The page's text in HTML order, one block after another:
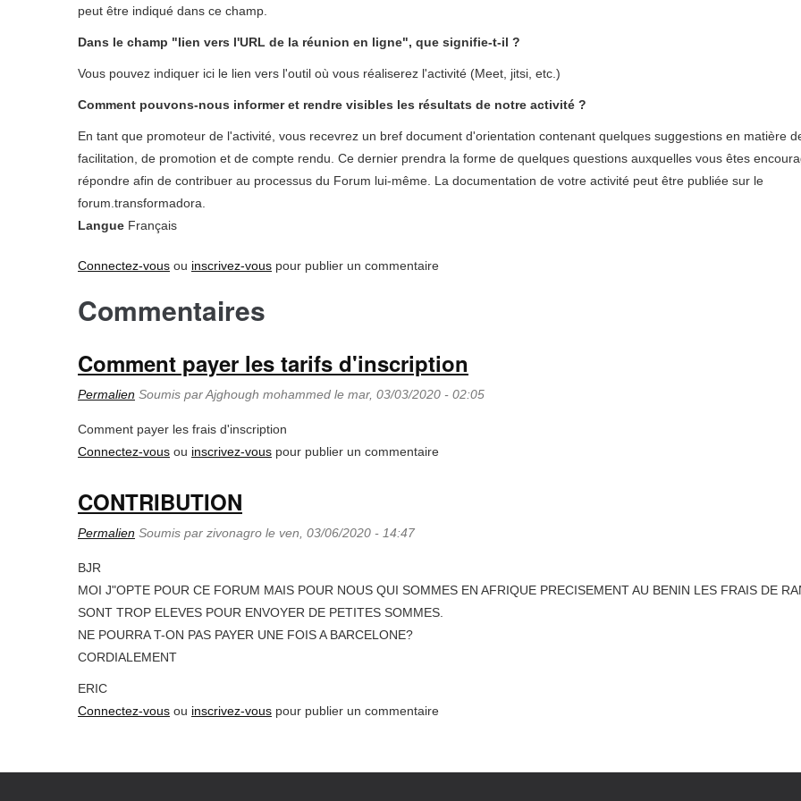
peut être indiqué dans ce champ.
Dans le champ "lien vers l'URL de la réunion en ligne", que signifie-t-il ?
Vous pouvez indiquer ici le lien vers l'outil où vous réaliserez l'activité (Meet, jitsi, etc.)
Comment pouvons-nous informer et rendre visibles les résultats de notre activité ?
En tant que promoteur de l'activité, vous recevrez un bref document d'orientation contenant quelques suggestions en matière
facilitation, de promotion et de compte rendu. Ce dernier prendra la forme de quelques questions auxquelles vous êtes
répondre afin de contribuer au processus du Forum lui-même. La documentation de votre activité peut être publiée sur le
forum.transformadora.
Langue Français
Connectez-vous ou inscrivez-vous pour publier un commentaire
Commentaires
Comment payer les tarifs d'inscription
Permalien Soumis parAjghough mohammed le mar, 03/03/2020 - 02:05
Comment payer les frais d'inscription
Connectez-vous ou inscrivez-vous pour publier un commentaire
CONTRIBUTION
Permalien Soumis par zivonagro le ven, 03/06/2020 - 14:47
BJR
MOI J"OPTE POUR CE FORUM MAIS POUR NOUS QUI SOMMES EN AFRIQUE PRECISEMENT AU BENIN LES FRAIS DE
SONT TROP ELEVES POUR ENVOYER DE PETITES SOMMES.
NE POURRA T-ON PAS PAYER UNE FOIS A BARCELONE?
CORDIALEMENT
ERIC
Connectez-vous ou inscrivez-vous pour publier un commentaire